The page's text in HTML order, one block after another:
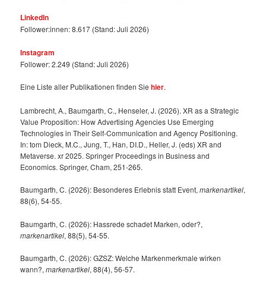
LinkedIn
Follower:innen: 8.617 (Stand: Juli 2026)
Instagram
Follower: 2.249 (Stand: Juli 2026)
Eine Liste aller Publikationen finden Siehier.
Lambrecht, A., Baumgarth, C., Henseler, J. (2026). XR as a Strategic
Value Proposition: How Advertising Agencies Use Emerging
Technologies in Their Self-Communication and Agency Positioning.
In: tom Dieck, M.C., Jung, T., Han, DI.D., Heller, J. (eds) XR and
Metaverse. xr 2025. Springer Proceedings in Business and
Economics. Springer, Cham, 251-265.
Baumgarth, C. (2026): Besonderes Erlebnis statt Event,markenartikel,
88(6), 54-55.
Baumgarth, C. (2026): Hassrede schadet Marken, oder?,
markenartikel, 88(5), 54-55.
Baumgarth, C. (2026): GZSZ: Welche Markenmerkmale wirken
wann?,markenartikel, 88(4), 56-57.